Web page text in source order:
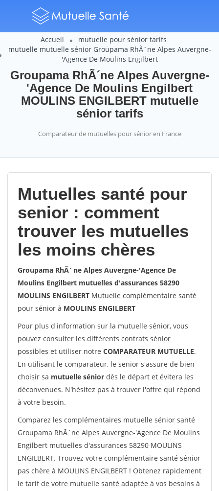
Accueil
mutuelle pour sénior tarifs
mutuelle mutuelle sénior Groupama RhÃ´ne Alpes Auvergne-
'Agence De Moulins Engilbert
Groupama RhÃ´ne Alpes Auvergne-
'Agence De Moulins Engilbert
MOULINS ENGILBERT mutuelle
sénior tarifs
Comparateur de mutuelles pour sénior en France
Mutuelles santé pour
senior : comment
trouver les mutuelles
les moins chères
Groupama RhÃ´ne Alpes Auvergne-'Agence De
Moulins Engilbert mutuelles d'assurances 58290
MOULINS ENGILBERT Mutuelle complémentaire santé
pour sénior à MOULINS ENGILBERT
Pour plus d'information sur la mutuelle sénior, vous
pouvez consulter les différents contrats sénior
possibles et utiliser notre COMPARATEUR MUTUELLE.
En utilisant le comparateur, le senior s'assure de bien
choisir sa mutuelle sénior dès le départ et évitera les
déconvenues. N'hésitez pas à trouver l'offre qui répond
à votre besoin.
Comparez les complémentaires mutuelle sénior santé
Groupama RhÃ´ne Alpes Auvergne-'Agence De Moulins
Engilbert mutuelles d'assurances 58290 MOULINS
ENGILBERT. Trouvez votre complémentaire santé sénior
pas chère à MOULINS ENGILBERT ! Obtenez rapidement
le tarif de votre mutuelle santé adaptée à vos besoins à